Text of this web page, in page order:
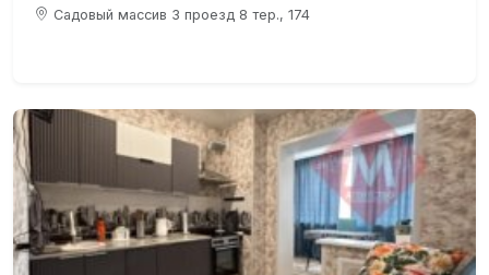
Садовый массив 3 проезд 8 тер., 174